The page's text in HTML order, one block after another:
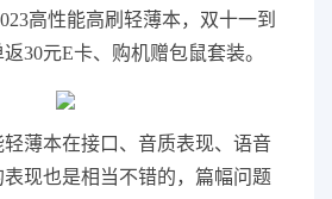
高性能高刷轻薄本，双十一到
30元E卡、购机赠包鼠套装。
薄本在接口、音质表现、语音
现也是相当不错的，篇幅问题